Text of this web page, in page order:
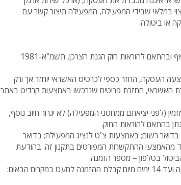
במלאי שבידי המפעילה, המפעילה תיצור קשר עם
או ביטולה.
רק מזמין (גם אם מיען את המשלוח לאחר) רשאי לבטל בכתב עסקה בכפוף ובהתאם להוראות חוק הגנת הצרכן, תשמ"א-1981
העסקה, החזר כספי לכרטיס האשראי יוחזר אך ורק
האשראי, החזרת פריטים שנרכשו באמצעות קרדיט באתר
(לפני יציאתם ממחסני המפעילה) לא יגרור חיוב נוסף,
בהתאם להוראות החוק.
רשום; באמצעות צ'ט לנציג המפעילה; בדואר
מהאמצעי ההתקשרות המפורטים בתקנון זה. בהודעת
בטלפון – מספר הזמנה.
הבאים: